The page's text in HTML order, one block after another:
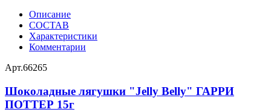
Описание
СОСТАВ
Характеристики
Комментарии
Арт.66265
Шоколадные лягушки "Jelly Belly" ГАРРИ
ПОТТЕР 15г